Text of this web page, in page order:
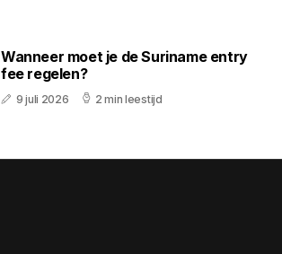
Wanneer moet je de Suriname entry
fee regelen?
9 juli 2026 2 min leestijd